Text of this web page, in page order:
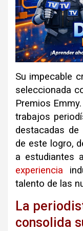
Su impecable
seleccionada
Premios
trabajos
destacadas de
de este logro,
a estudiantes
experiencia
talento de las
La
consolida